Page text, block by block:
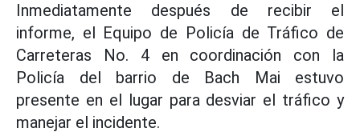
Inmediatamente después de recibir el
informe, el Equipo de Policía de Tráfico de
Carreteras No. 4 en coordinación con la
Policía del barrio de Bach Mai estuvo
presente en el lugar para desviar el tráfico y
manejar el incidente.